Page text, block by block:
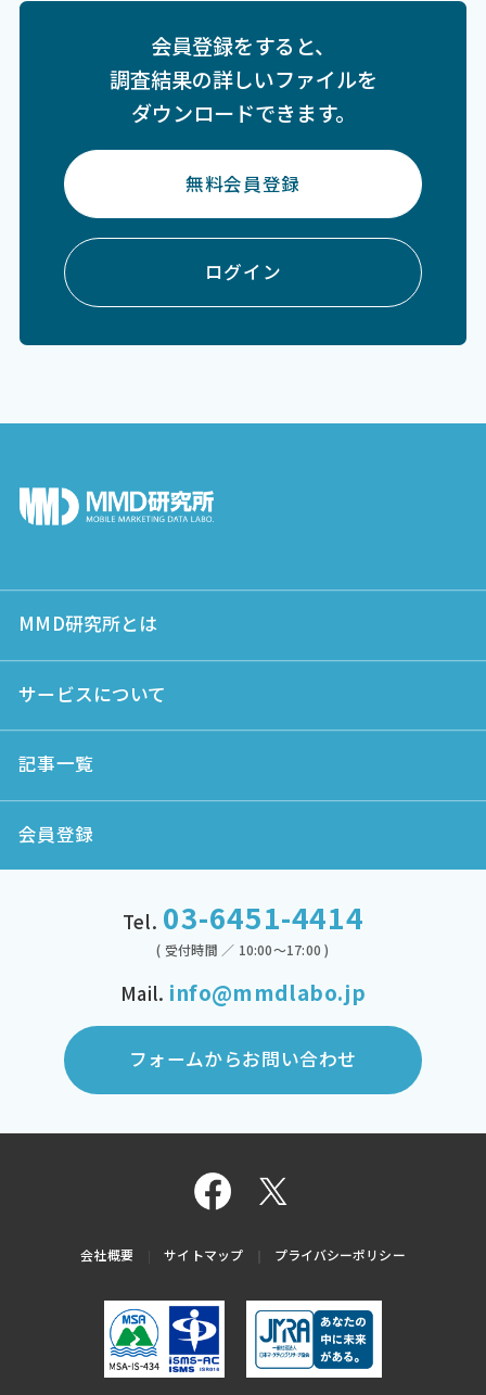
会員登録をすると、
調査結果の詳しいファイルを
ダウンロードできます。
無料会員登録
ログイン
MMD研究所とは
サービスについて
記事一覧
会員登録
Tel. 03-6451-4414
( 受付時間 ／ 10:00～17:00 )
Mail. info@mmdlabo.jp
フォームからお問い合わせ
会社概要 サイトマップ プライバシーポリシー